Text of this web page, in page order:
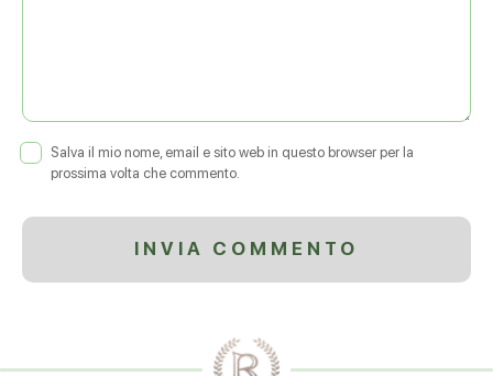
Salva il mio nome, email e sito web in questo browser per la
prossima volta che commento.